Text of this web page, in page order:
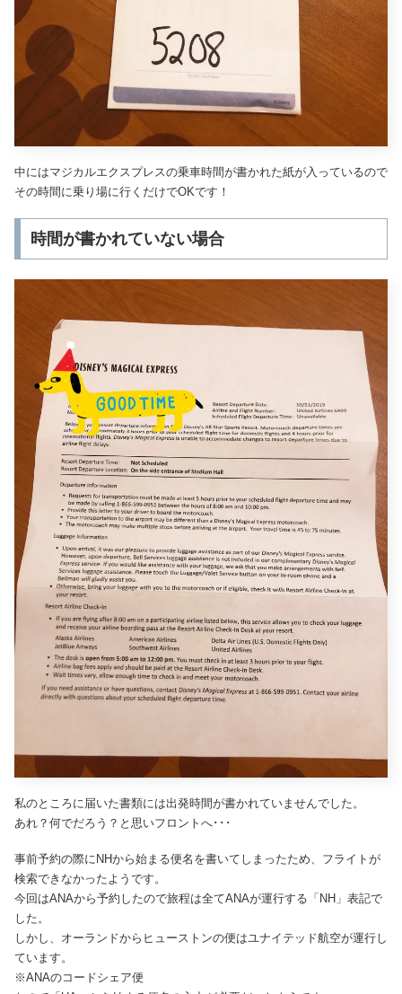
中にはマジカルエクスプレスの乗車時間が書かれた紙が入っているので
その時間に乗り場に行くだけでOKです！
時間が書かれていない場合
私のところに届いた書類には出発時間が書かれていませんでした。
あれ？何でだろう？と思いフロントへ･･･
事前予約の際にNHから始まる便名を書いてしまったため、フライトが
検索できなかったようです。
今回はANAから予約したので旅程は全てANAが運行する「NH」表記で
した。
しかし、オーランドからヒューストンの便はユナイテッド航空が運行し
ています。
※ANAのコードシェア便